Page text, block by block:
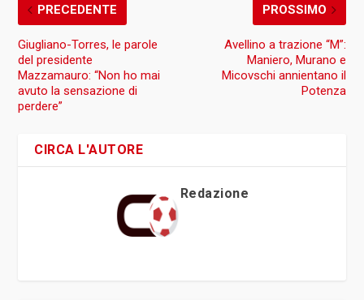
Giugliano-Torres, le parole
del presidente
Mazzamauro: “Non ho mai
avuto la sensazione di
perdere”
Avellino a trazione “M”:
Maniero, Murano e
Micovschi annientano il
Potenza
CIRCA L'AUTORE
Redazione